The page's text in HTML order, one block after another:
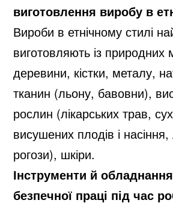
Home/Всі курси /Трудове
навчання/ Трудове
виготовлення виробу в
Вироби в етнічному стилі
виготовляють із природних
деревини, кістки, металу,
тканин (льону, бавовни),
рослин (лікарських трав,
висушених плодів і
рогози), шкіри.
Інструменти й
безпечної праці під час